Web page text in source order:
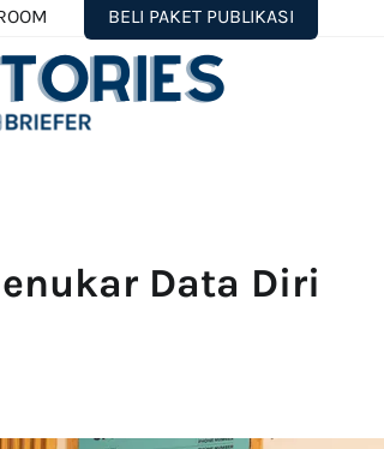
BELI PAKET PUBLIKASI
Data Diri